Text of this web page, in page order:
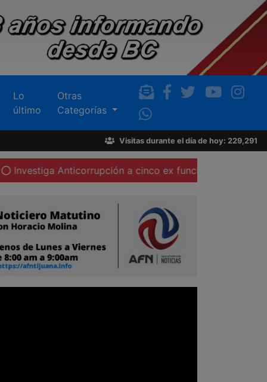
Lo
último
Otras
Categorías
Visitas durante el día de hoy: 229,291
Anticorrupción a cinco ex funcionarios y dos en activo